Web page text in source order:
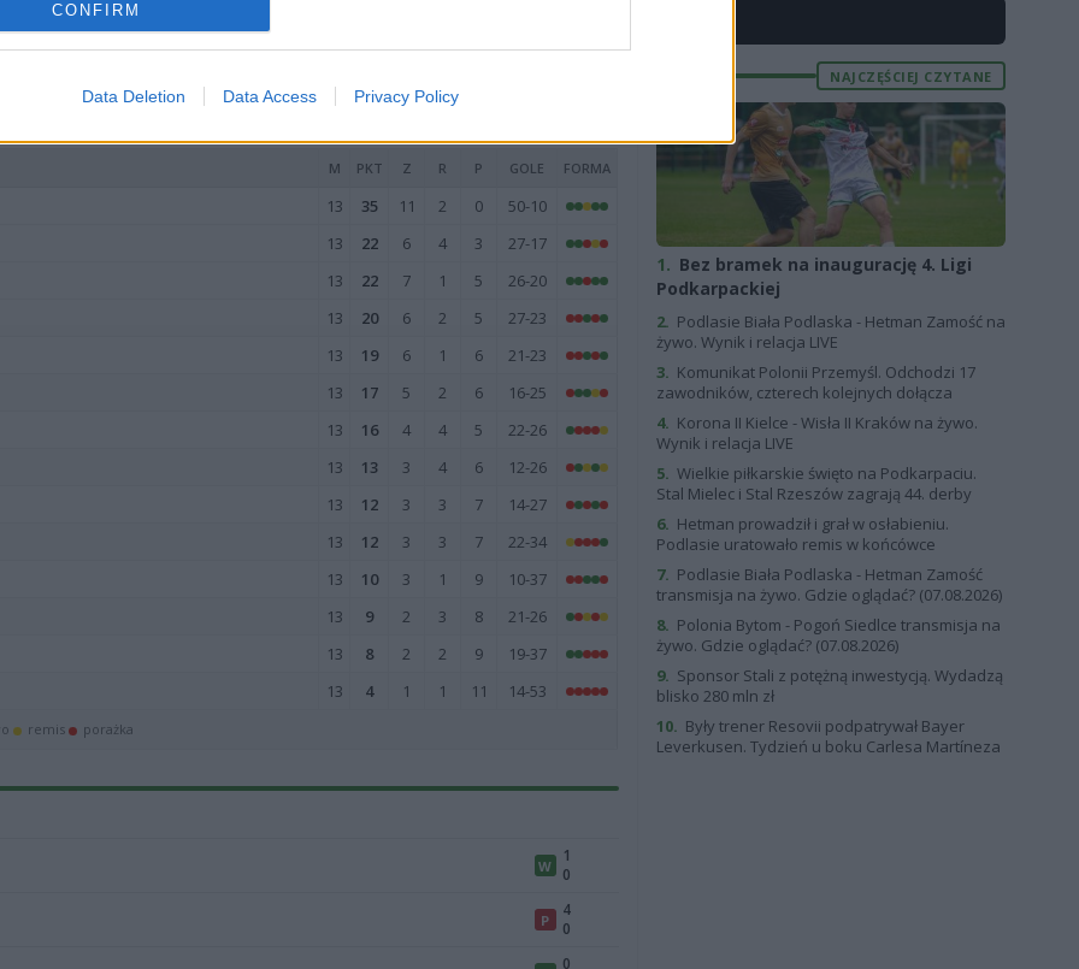
CONFIRM
Data Deletion Data Access Privacy Policy
M PKT Z R P GOLE FORMA
13 35 11 2 0 50-10
13 22 6 4 3 27-17
13 22 7 1 5 26-20
13 20 6 2 5 27-23
13 19 6 1 6 21-23
13 17 5 2 6 16-25
13 16 4 4 5 22-26
13 13 3 4 6 12-26
13 12 3 3 7 14-27
13 12 3 3 7 22-34
13 10 3 1 9 10-37
13 9 2 3 8 21-26
13 8 2 2 9 19-37
13 4 1 1 11 14-53
remis porażka
W
1
0
P
4
0
0
NAJCZĘŚCIEJ CZYTANE
1. Bez bramek na inaugurację 4. Ligi
Podkarpackiej
2. Podlasie Biała Podlaska - Hetman Zamość na
żywo. Wynik i relacja LIVE
3. Komunikat Polonii Przemyśl. Odchodzi 17
zawodników, czterech kolejnych dołącza
4. Korona II Kielce - Wisła II Kraków na żywo.
Wynik i relacja LIVE
5. Wielkie piłkarskie święto na Podkarpaciu.
Stal Mielec i Stal Rzeszów zagrają 44. derby
6. Hetman prowadził i grał w osłabieniu.
Podlasie uratowało remis w końcówce
7. Podlasie Biała Podlaska - Hetman Zamość
transmisja na żywo. Gdzie oglądać? (07.08.2026)
8. Polonia Bytom - Pogoń Siedlce transmisja na
żywo. Gdzie oglądać? (07.08.2026)
9. Sponsor Stali z potężną inwestycją. Wydadzą
blisko 280 mln zł
10. Były trener Resovii podpatrywał Bayer
Leverkusen. Tydzień u boku Carlesa Martíneza